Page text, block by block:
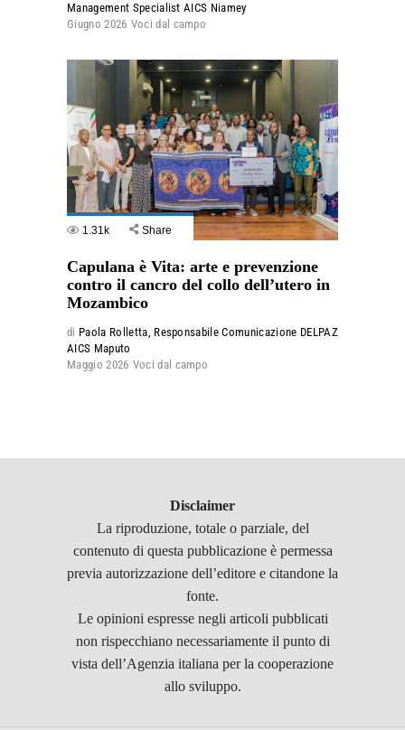
Management Specialist AICS Niamey
Giugno 2026 Voci dal campo
1.31k Share
Capulana è Vita: arte e prevenzione
contro il cancro del collo dell’utero in
Mozambico
di Paola Rolletta, Responsabile Comunicazione DELPAZ
AICS Maputo
Maggio 2026 Voci dal campo
Disclaimer
La riproduzione, totale o parziale, del
contenuto di questa pubblicazione è permessa
previa autorizzazione dell’editore e citandone la
fonte.
Le opinioni espresse negli articoli pubblicati
non rispecchiano necessariamente il punto di
vista dell’Agenzia italiana per la cooperazione
allo sviluppo.